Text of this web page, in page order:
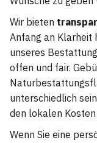
Wir bieten
Anfang an Klarheit
unseres
offen und fair.
unterschiedlich
den lokalen
Wenn Sie eine